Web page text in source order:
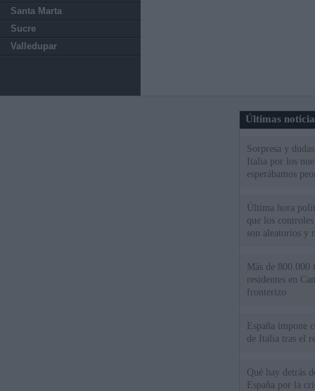
Santa Marta
Sucre
Valledupar
Últimas
Sorpresa y
Italia por los
esperábamos
Última hora
que los
son aleatorios y
Más de 800.000
residentes en
fronterizo
España impone
de Italia tras el
Qué hay detrás
España por la